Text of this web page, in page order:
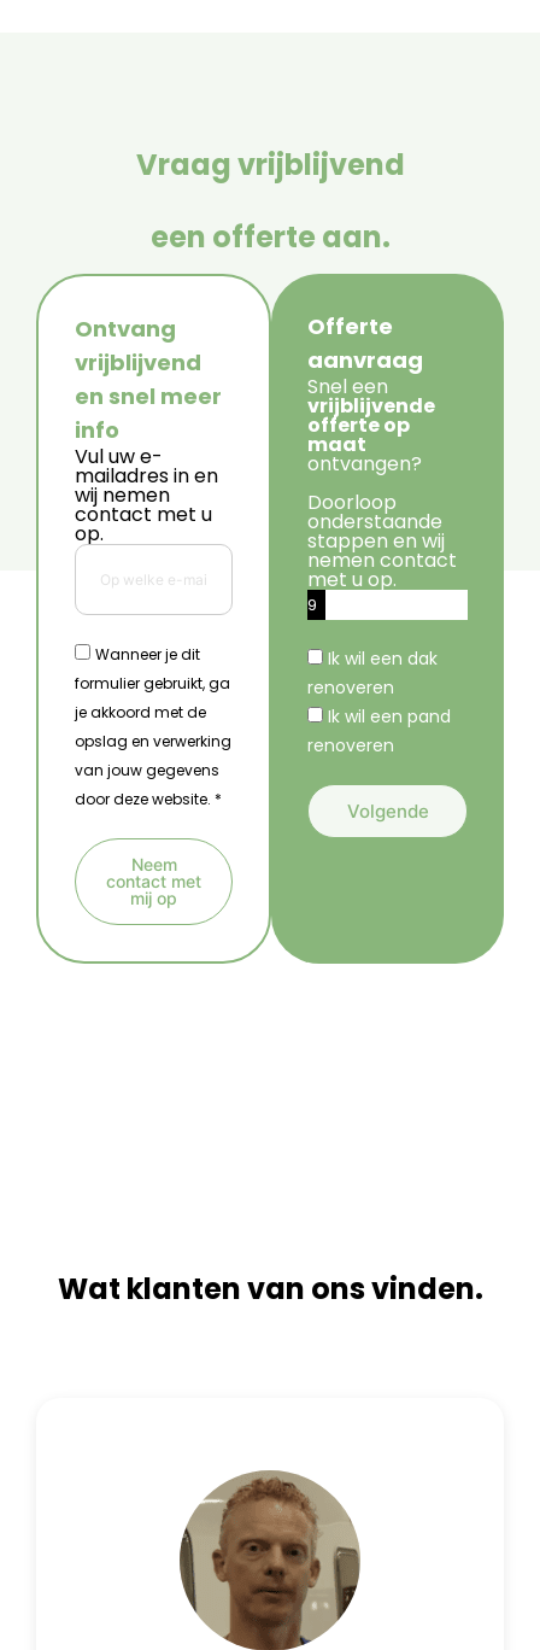
Vraag vrijblijvend
een offerte aan.
Ontvang
vrijblijvend
en snel meer
info
Vul uw e-
mailadres in en
wij nemen
contact met u
op.
Wanneer je dit
formulier gebruikt, ga
je akkoord met de
opslag en verwerking
van jouw gegevens
door deze website. *
Neem
contact met
mij op
l
Offerte
aanvraag
Snel een
vrijblijvende
offerte op
maat
ontvangen?
Doorloop
onderstaande
stappen en wij
nemen contact
met u op.
9
Ik wil een dak
renoveren
Ik wil een pand
renoveren
Volgende
r
Wat klanten van ons vinden.